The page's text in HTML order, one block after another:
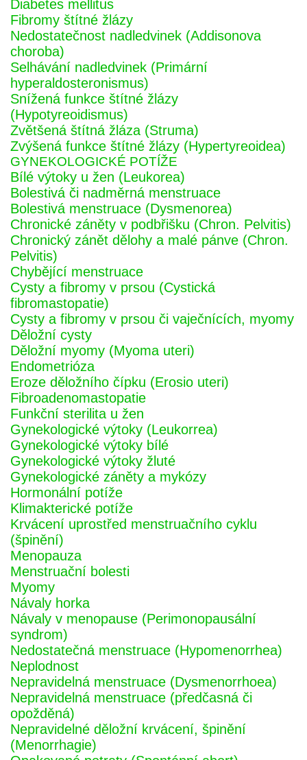
Diabetes mellitus
Fibromy štítné žlázy
Nedostatečnost nadledvinek (Addisonova
choroba)
Selhávání nadledvinek (Primární
hyperaldosteronismus)
Snížená funkce štítné žlázy
(Hypotyreoidismus)
Zvětšená štítná žláza (Struma)
Zvýšená funkce štítné žlázy (Hypertyreoidea)
GYNEKOLOGICKÉ POTÍŽE
Bílé výtoky u žen (Leukorea)
Bolestivá či nadměrná menstruace
Bolestivá menstruace (Dysmenorea)
Chronické záněty v podbřišku (Chron. Pelvitis)
Chronický zánět dělohy a malé pánve (Chron.
Pelvitis)
Chybějící menstruace
Cysty a fibromy v prsou (Cystická
fibromastopatie)
Cysty a fibromy v prsou či vaječnících, myomy
Děložní cysty
Děložní myomy (Myoma uteri)
Endometrióza
Eroze děložního čípku (Erosio uteri)
Fibroadenomastopatie
Funkční sterilita u žen
Gynekologické výtoky (Leukorrea)
Gynekologické výtoky bílé
Gynekologické výtoky žluté
Gynekologické záněty a mykózy
Hormonální potíže
Klimakterické potíže
Krvácení uprostřed menstruačního cyklu
(špinění)
Menopauza
Menstruační bolesti
Myomy
Návaly horka
Návaly v menopause (Perimonopausální
syndrom)
Nedostatečná menstruace (Hypomenorrhea)
Neplodnost
Nepravidelná menstruace (Dysmenorrhoea)
Nepravidelná menstruace (předčasná či
opožděná)
Nepravidelné děložní krvácení, špinění
(Menorrhagie)